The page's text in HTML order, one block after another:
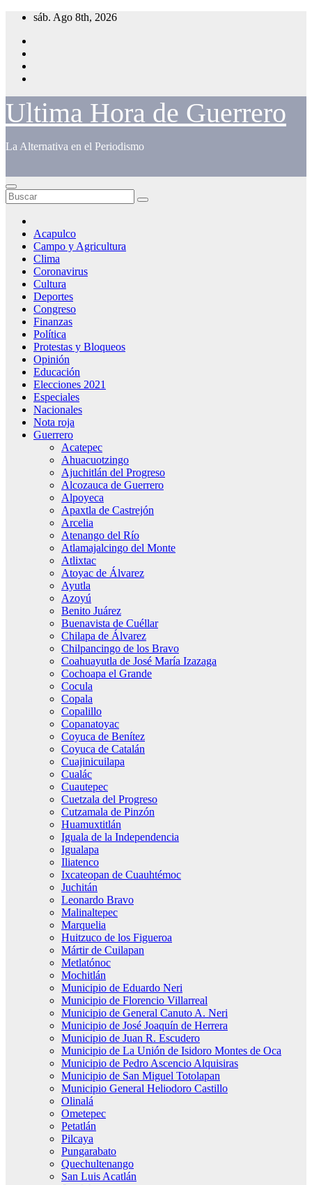
Saltar
contenido
sáb. Ago 8th, 2026
Ultima Hora de Guerrero
La Alternativa en el Periodismo
Acapulco
Campo y Agricultura
Clima
Coronavirus
Cultura
Deportes
Congreso
Finanzas
Política
Protestas y Bloqueos
Opinión
Educación
Elecciones 2021
Especiales
Nacionales
Nota roja
Guerrero
Acatepec
Ahuacuotzingo
Ajuchitlán del Progreso
Alcozauca de Guerrero
Alpoyeca
Apaxtla de Castrejón
Arcelia
Atenango del Río
Atlamajalcingo del Monte
Atlixtac
Atoyac de Álvarez
Ayutla
Azoyú
Benito Juárez
Buenavista de Cuéllar
Chilapa de Álvarez
Chilpancingo de los Bravo
Coahuayutla de José María Izazaga
Cochoapa el Grande
Cocula
Copala
Copalillo
Copanatoyac
Coyuca de Benítez
Coyuca de Catalán
Cuajinicuilapa
Cualác
Cuautepec
Cuetzala del Progreso
Cutzamala de Pinzón
Huamuxtitlán
Iguala de la Independencia
Igualapa
Iliatenco
Ixcateopan de Cuauhtémoc
Juchitán
Leonardo Bravo
Malinaltepec
Marquelia
Huitzuco de los Figueroa
Mártir de Cuilapan
Metlatónoc
Mochitlán
Municipio de Eduardo Neri
Municipio de Florencio Villarreal
Municipio de General Canuto A. Neri
Municipio de José Joaquín de Herrera
Municipio de Juan R. Escudero
Municipio de La Unión de Isidoro Montes de Oca
Municipio de Pedro Ascencio Alquisiras
Municipio de San Miguel Totolapan
Municipio General Heliodoro Castillo
Olinalá
Ometepec
Petatlán
Pilcaya
Pungarabato
Quechultenango
San Luis Acatlán